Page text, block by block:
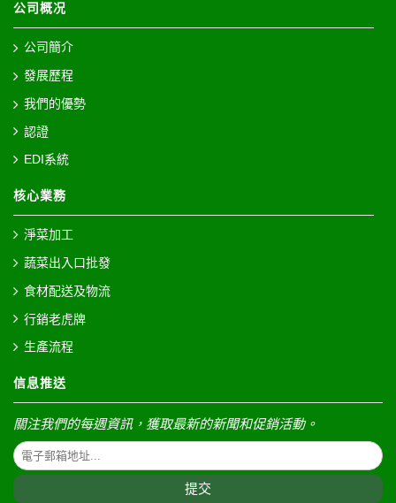
公司概况
公司簡介
發展歷程
我們的優勢
認證
EDI系統
核心業務
淨菜加工
蔬菜出入口批發
食材配送及物流
行銷老虎牌
生產流程
信息推送
關注我們的每週資訊，獲取最新的新聞和促銷活動。
提交